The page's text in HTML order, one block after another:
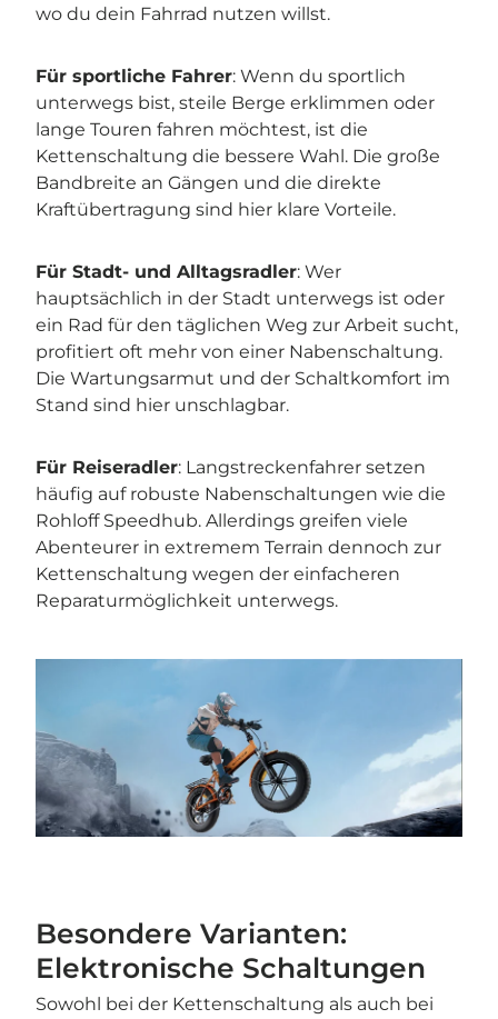
wo du dein Fahrrad nutzen willst.
Für sportliche Fahrer: Wenn du sportlich
unterwegs bist, steile Berge erklimmen oder
lange Touren fahren möchtest, ist die
Kettenschaltung die bessere Wahl. Die große
Bandbreite an Gängen und die direkte
Kraftübertragung sind hier klare Vorteile.
Für Stadt- und Alltagsradler: Wer
hauptsächlich in der Stadt unterwegs ist oder
ein Rad für den täglichen Weg zur Arbeit sucht,
profitiert oft mehr von einer Nabenschaltung.
Die Wartungsarmut und der Schaltkomfort im
Stand sind hier unschlagbar.
Für Reiseradler: Langstreckenfahrer setzen
häufig auf robuste Nabenschaltungen wie die
Rohloff Speedhub. Allerdings greifen viele
Abenteurer in extremem Terrain dennoch zur
Kettenschaltung wegen der einfacheren
Reparaturmöglichkeit unterwegs.
Besondere Varianten:
Elektronische Schaltungen
Sowohl bei der Kettenschaltung als auch bei